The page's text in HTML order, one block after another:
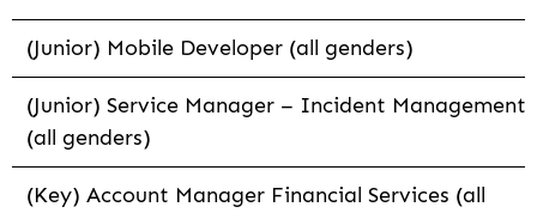
(Junior) Mobile Developer (all genders)
(Junior) Service Manager – Incident Management
(all genders)
(Key) Account Manager Financial Services (all